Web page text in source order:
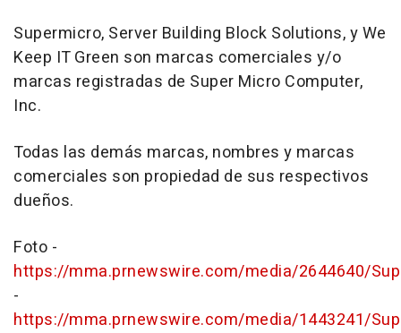
Supermicro, Server Building Block Solutions, y We
Keep IT Green son marcas comerciales y/o
marcas registradas de Super Micro Computer,
Inc.
Todas las demás marcas, nombres y marcas
comerciales son propiedad de sus respectivos
dueños.
Foto -
https://mma.prnewswire.com/media/2644640/
-
https://mma.prnewswire.com/media/1443241/